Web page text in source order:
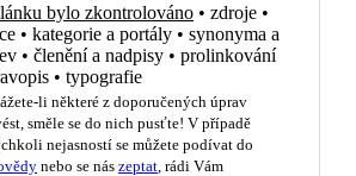
bylo zkontrolováno • zdroje •
• kategorie a portály • synonyma a
• členění a nadpisy • prolinkování
• typografie
li některé z doporučených úprav
směle se do nich pusťte! V případě
nejasností se můžete podívat do
nebo se nás zeptat , rádi Vám